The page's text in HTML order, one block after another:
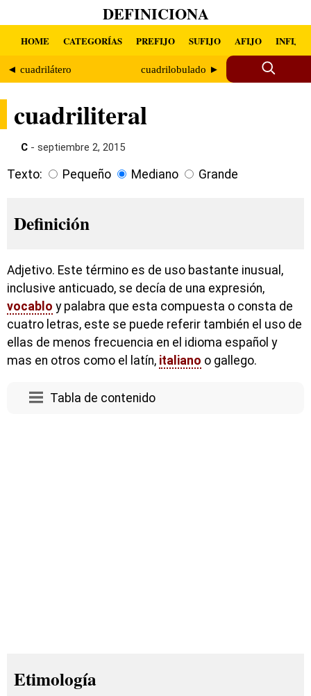
DEFINICIONA
HOME CATEGORÍAS PREFIJO SUFIJO AFIJO INFIJO
◄ cuadrilátero cuadrilobulado ►
cuadriliteral
C - septiembre 2, 2015
Texto: Pequeño Mediano Grande
Definición
Adjetivo. Este término es de uso bastante inusual,
inclusive anticuado, se decía de una expresión,
vocablo y palabra que esta compuesta o consta de
cuatro letras, este se puede referir también el uso de
ellas de menos frecuencia en el idioma español y
mas en otros como el latín, italiano o gallego.
Tabla de contenido
Etimología